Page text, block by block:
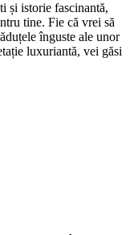
și istorie fascinantă,
tine. Fie că vrei să
înguste ale unor
luxuriantă, vei găsi